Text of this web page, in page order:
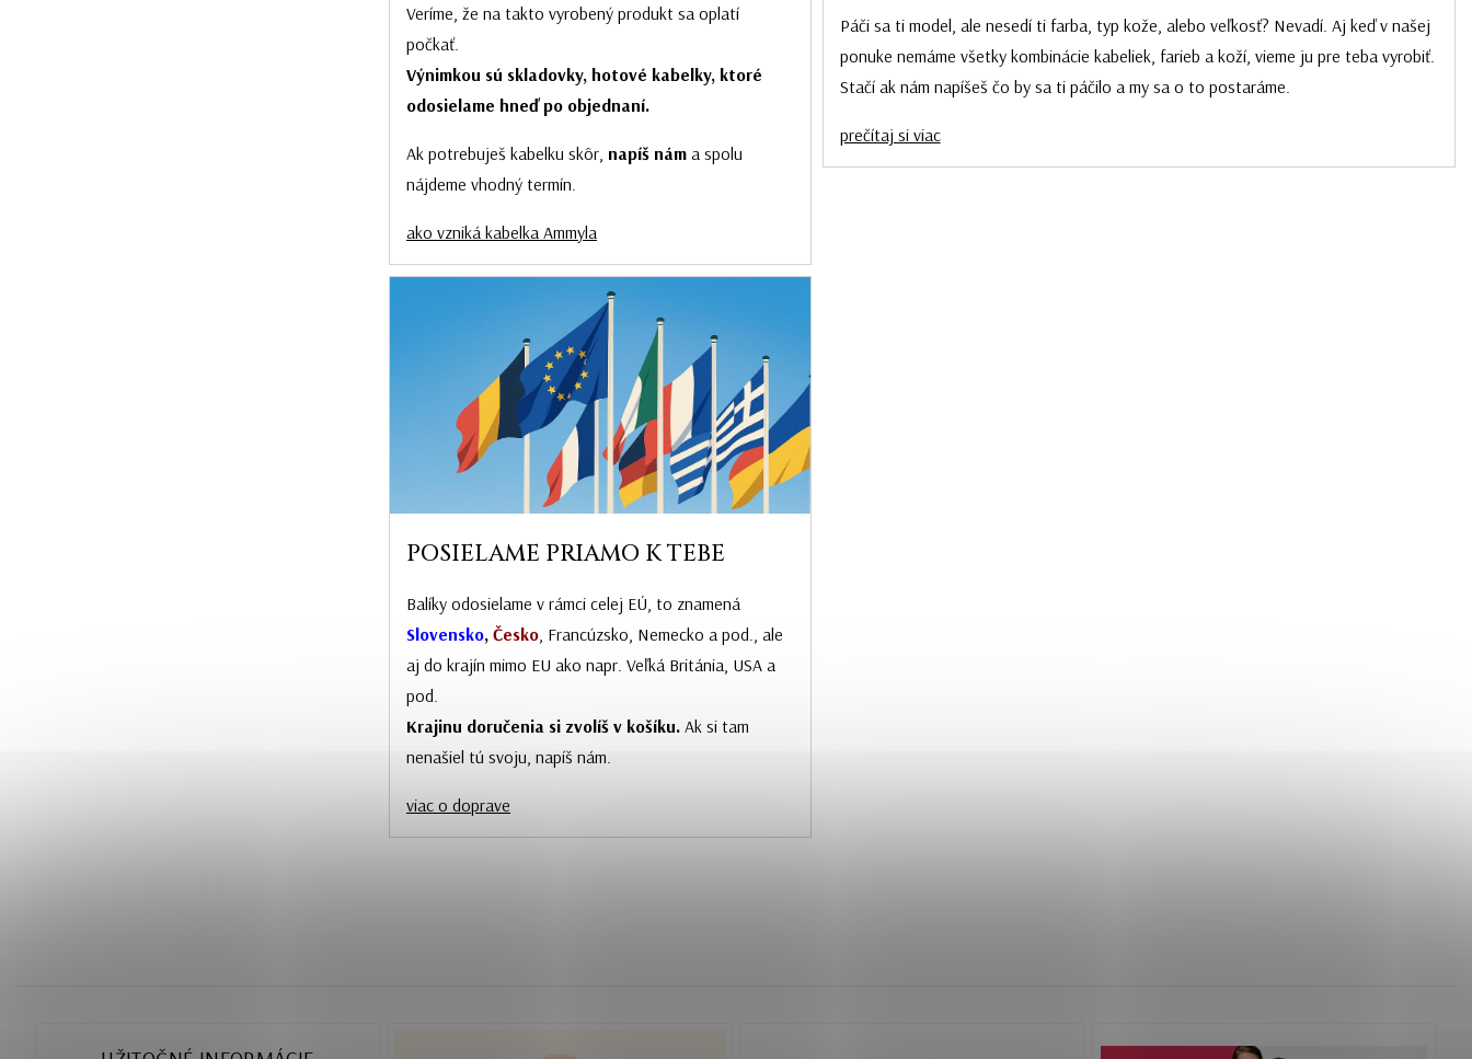
Veríme, že na takto vyrobený produkt sa oplatí
počkať.
Výnimkou sú skladovky, hotové kabelky, ktoré
odosielame hneď po objednaní.
Ak potrebuješ kabelku skôr, napíš nám a spolu
nájdeme vhodný termín.
ako vzniká kabelka Ammyla
Páči sa ti model, ale nesedí ti farba, typ kože, alebo veľkosť? Nevadí. Aj keď v našej
ponuke nemáme všetky kombinácie kabeliek, farieb a koží, vieme ju pre teba vyrobiť.
Stačí ak nám napíšeš čo by sa ti páčilo a my sa o to postaráme.
prečítaj si viac
POSIELAME PRIAMO K TEBE
Balíky odosielame v rámci celej EÚ, to znamená
Slovensko, Česko, Francúzsko, Nemecko a pod., ale
aj do krajín mimo EU ako napr. Veľká Británia, USA a
pod.
Krajinu doručenia si zvolíš v košíku. Ak si tam
nenašiel tú svoju, napíš nám.
viac o doprave